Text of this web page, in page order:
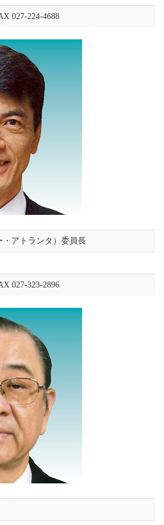
027-224-4688
・アトランタ）委員長
027-323-2896